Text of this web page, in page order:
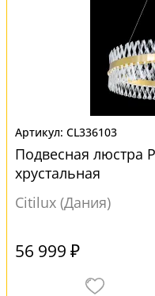
CL336103
Подвесная люстра
хрустальная
Citilux (Дания)
56 999 ₽